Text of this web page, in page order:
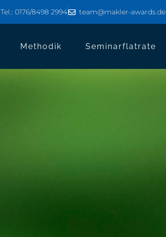
Tel.: 0176/8498 2994 team@makler-awards.de
Methodik Seminarflatrate